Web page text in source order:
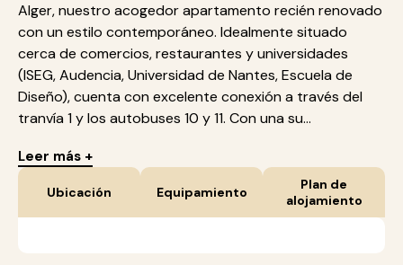
Alger, nuestro acogedor apartamento recién renovado
con un estilo contemporáneo. Idealmente situado
cerca de comercios, restaurantes y universidades
(ISEG, Audencia, Universidad de Nantes, Escuela de
Diseño), cuenta con excelente conexión a través del
tranvía 1 y los autobuses 10 y 11. Con una su...
Leer más +
Ubicación Equipamiento
Plan de
alojamiento